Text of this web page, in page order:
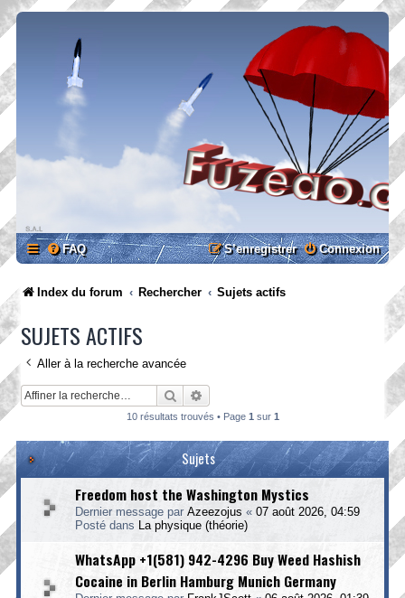
FAQ Connexion
S’enregistrer
Index du forum Rechercher Sujets actifs
SUJETS ACTIFS
Aller à la recherche avancée
Rechercher
10 résultats trouvés • Page 1 sur 1
Sujets
Freedom host the Washington Mystics
Dernier message par Azeezojus « 07 août 2026, 04:59
Posté dans
La physique (théorie)
WhatsApp +1(581) 942-4296 Buy Weed Hashish
Cocaine in Berlin Hamburg Munich Germany